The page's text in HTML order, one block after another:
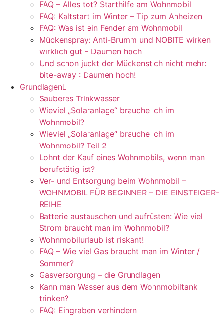
FAQ – Alles tot? Starthilfe am Wohnmobil
FAQ: Kaltstart im Winter – Tip zum Anheizen
FAQ: Was ist ein Fender am Wohnmobil
Mückenspray: Anti-Brumm und NOBITE wirken
wirklich gut – Daumen hoch
Und schon juckt der Mückenstich nicht mehr:
bite-away : Daumen hoch!
Grundlagen
Sauberes Trinkwasser
Wieviel „Solaranlage“ brauche ich im
Wohnmobil?
Wieviel „Solaranlage“ brauche ich im
Wohnmobil? Teil 2
Lohnt der Kauf eines Wohnmobils, wenn man
berufstätig ist?
Ver- und Entsorgung beim Wohnmobil –
WOHNMOBIL FÜR BEGINNER – DIE EINSTEIGER-
REIHE
Batterie austauschen und aufrüsten: Wie viel
Strom braucht man im Wohnmobil?
Wohnmobilurlaub ist riskant!
FAQ – Wie viel Gas braucht man im Winter /
Sommer?
Gasversorgung – die Grundlagen
Kann man Wasser aus dem Wohnmobiltank
trinken?
FAQ: Eingraben verhindern